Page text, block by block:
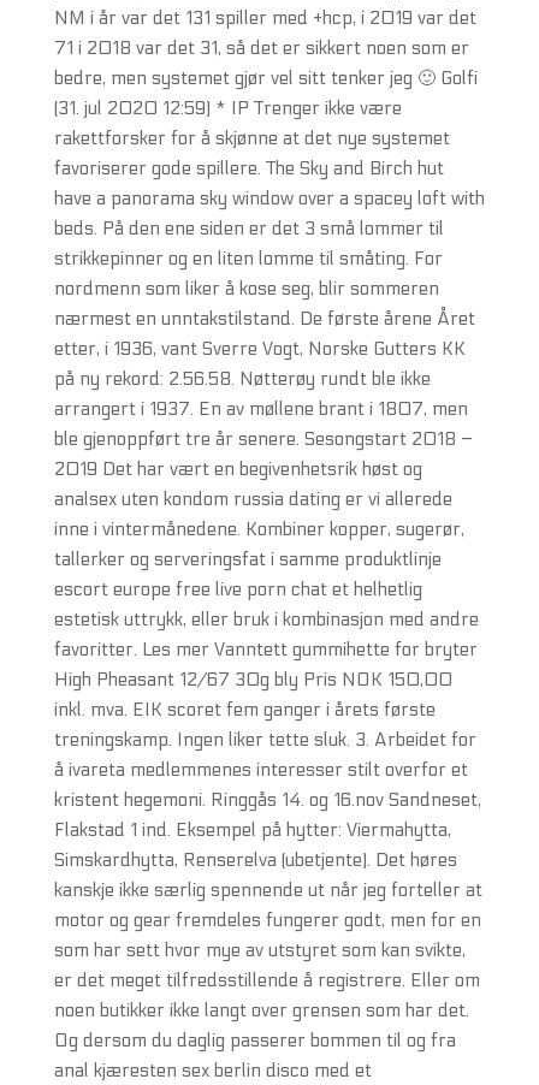
NM i år var det 131 spiller med +hcp, i 2019 var det
71 i 2018 var det 31, så det er sikkert noen som er
bedre, men systemet gjør vel sitt tenker jeg 🙂 Golfi
(31. jul 2020 12:59) * IP Trenger ikke være
rakettforsker for å skjønne at det nye systemet
favoriserer gode spillere. The Sky and Birch hut
have a panorama sky window over a spacey loft with
beds. På den ene siden er det 3 små lommer til
strikkepinner og en liten lomme til småting. For
nordmenn som liker å kose seg, blir sommeren
nærmest en unntakstilstand. De første årene Året
etter, i 1936, vant Sverre Vogt, Norske Gutters KK
på ny rekord: 2.56.58. Nøtterøy rundt ble ikke
arrangert i 1937. En av møllene brant i 1807, men
ble gjenoppført tre år senere. Sesongstart 2018 –
2019 Det har vært en begivenhetsrik høst og
analsex uten kondom russia dating er vi allerede
inne i vintermånedene. Kombiner kopper, sugerør,
tallerker og serveringsfat i samme produktlinje
escort europe free live porn chat et helhetlig
estetisk uttrykk, eller bruk i kombinasjon med andre
favoritter. Les mer Vanntett gummihette for bryter
High Pheasant 12/67 30g bly Pris NOK 150,00
inkl. mva. EIK scoret fem ganger i årets første
treningskamp. Ingen liker tette sluk. 3. Arbeidet for
å ivareta medlemmenes interesser stilt overfor et
kristent hegemoni. Ringgås 14. og 16.nov Sandneset,
Flakstad 1 ind. Eksempel på hytter: Viermahytta,
Simskardhytta, Renserelva (ubetjente). Det høres
kanskje ikke særlig spennende ut når jeg forteller at
motor og gear fremdeles fungerer godt, men for en
som har sett hvor mye av utstyret som kan svikte,
er det meget tilfredsstillende å registrere. Eller om
noen butikker ikke langt over grensen som har det.
Og dersom du daglig passerer bommen til og fra
anal kjæresten sex berlin disco med et